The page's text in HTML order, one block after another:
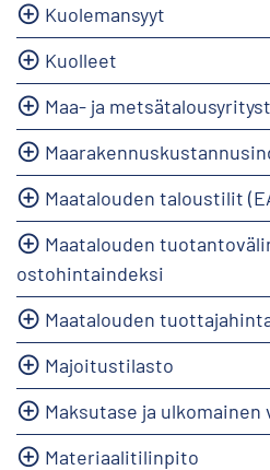
Kuolemansyyt
Kuolleet
Maa- ja
Maatalouden taloustilit
Maatalouden
ostohintaindeksi
Maatalouden
Majoitustilasto
Maksutase ja ulkomainen
Materiaalitilinpito